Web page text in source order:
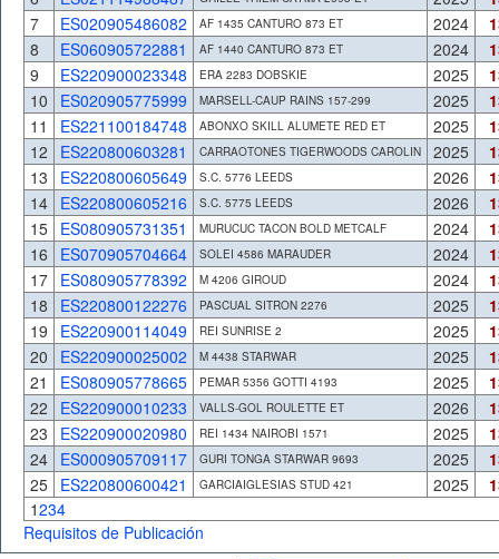
7
ES020905486082 AF 1435 CANTURO 873 ET 2024
8
ES060905722881 AF 1440 CANTURO 873 ET 2024
9
ES220900023348 ERA 2283 DOBSKIE 2025
10
ES020905775999 MARSELL-CAUP RAINS 157-299 2025
11
ES221100184748 ABONXO SKILL ALUMETE RED ET 2025
12
ES220800603281 CARRAOTONES TIGERWOODS CAROLIN 2025
13
ES220800605649 S.C. 5776 LEEDS 2026
14 ES220800605216 S.C. 5775 LEEDS 2026
15 ES080905731351 MURUCUC TACON BOLD METCALF 2024
16
ES070905704664 SOLEI 4586 MARAUDER 2024
17 ES080905778392 M 4206 GIROUD 2024
18
ES220800122276 PASCUAL SITRON 2276 2025
19
ES220900114049 REI SUNRISE 2 2025
20
ES220900025002 M 4438 STARWAR 2025
21
ES080905778665 PEMAR 5356 GOTTI 4193 2025
22
ES220900010233 VALLS-GOL ROULETTE ET 2026
23
ES220900020980 REI 1434 NAIROBI 1571 2025
24 ES000905709117 GURI TONGA STARWAR 9693 2025
25 ES220800600421 GARCIAIGLESIAS STUD 421 2025
1234
Requisitos de Publicación